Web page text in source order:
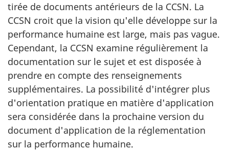
tirée de documents antérieurs de la CCSN. La
CCSN croit que la vision qu'elle développe sur la
performance humaine est large, mais pas vague.
Cependant, la CCSN examine régulièrement la
documentation sur le sujet et est disposée à
prendre en compte des renseignements
supplémentaires. La possibilité d'intégrer plus
d'orientation pratique en matière d'application
sera considérée dans la prochaine version du
document d'application de la réglementation
sur la performance humaine.